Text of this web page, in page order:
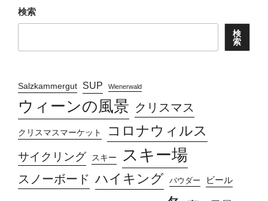
検索
検
索
Salzkammergut SUP Wienerwald
ウィーンの風景 クリスマス
クリスマスマーケット コロナウィルス
サイクリング スキー スキー場
スノーボード ハイキング パウダー ビール